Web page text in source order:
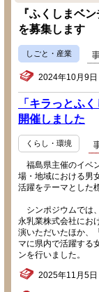
『ふくしまベ
を募集します
しごと・産業
2024年10月9日
「キラっとふ
開催しました
くらし・環境
福島県主催のイベ
場・地域における男
活躍をテーマとした
シンポジウムでは
永乳業株式会社にお
演いただいたほか、
マに県内で活躍する
ンを行いました。
2025年11月5日